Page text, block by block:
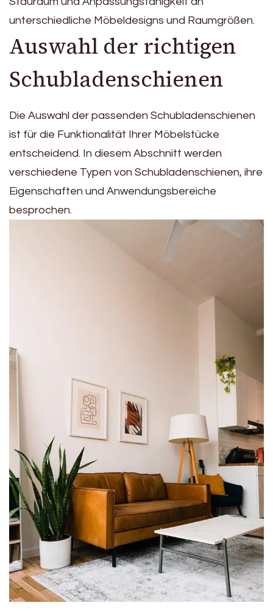
unterschiedliche Möbeldesigns und Raumgrößen.
Auswahl der richtigen
Schubladenschienen
Die Auswahl der passenden Schubladenschienen
ist für die Funktionalität Ihrer Möbelstücke
entscheidend. In diesem Abschnitt werden
verschiedene Typen von Schubladenschienen, ihre
Eigenschaften und Anwendungsbereiche
besprochen.